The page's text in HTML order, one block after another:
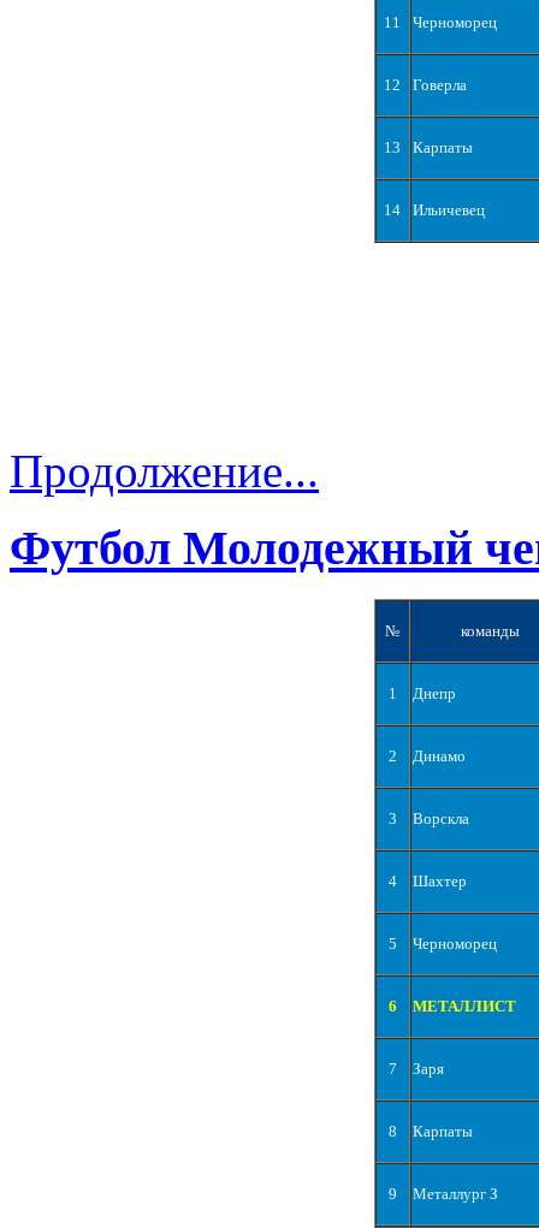
11 Черноморец
12 Говерла
13 Карпаты
14 Ильичевец
Продолжение...
Футбол Молодежный
№ команды
1 Днепр
2 Динамо
3 Ворскла
4 Шахтер
5 Черноморец
6 МЕТАЛЛИСТ
7 Заря
8 Карпаты
9 Металлург З